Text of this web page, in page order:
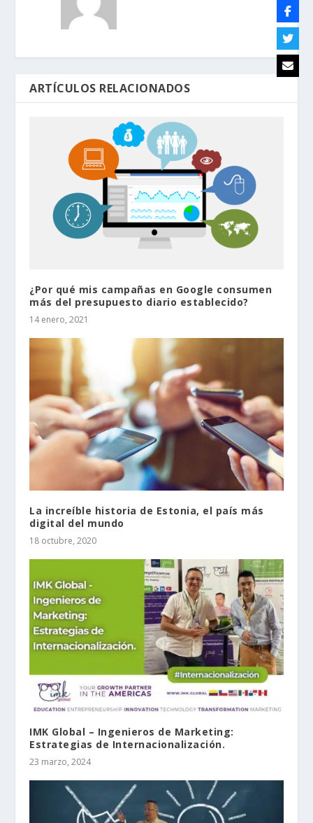
ARTÍCULOS RELACIONADOS
¿Por qué mis campañas en Google consumen
más del presupuesto diario establecido?
14 enero, 2021
La increíble historia de Estonia, el país más
digital del mundo
18 octubre, 2020
IMK Global – Ingenieros de Marketing:
Estrategias de Internacionalización.
23 marzo, 2024